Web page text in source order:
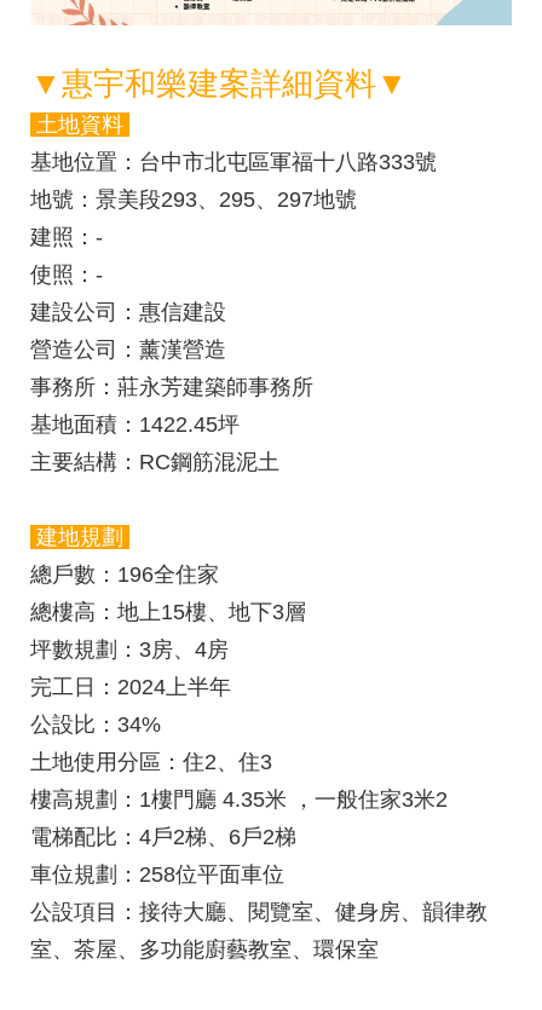
▼惠宇和樂建案詳細資料▼
土地資料
基地位置 ： 台中市北屯區軍福十八路333號
地號 ： 景美段293、295、297地號
建照 ：-
使照 ：-
建設公司
： 惠信建設
營造公司
：薰漢營造
事務所 ：莊永芳建築師事務所
基地面積 ： 1422.45坪
主要結構 ：RC鋼筋混泥土
建地規劃
總戶數 ：196全住家
總樓高 ：地上15樓、地下3層
坪數規劃 ：3房、4房
完工日 ：2024上半年
公設比 ：34%
土地使用分區 ：住2、住3
樓高規劃 ：1樓門廳 4.35米 ，一般住家3米2
電梯配比： 4戶2梯、6戶2梯
車位規劃 ：258位平面車位
公設項目
：接待大廳、閱覽室、健身房、韻律教
室、茶屋、多功能廚藝教室、環保室